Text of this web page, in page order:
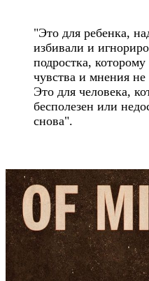
"Это для ребенка,
избивали и
подростка,
чувства и мнения
Это для человека,
бесполезен или
снова".